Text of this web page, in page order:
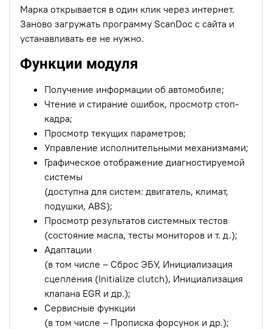
Марка открывается в один клик через интернет.
Заново загружать программу ScanDoc с сайта и
устанавливать ее не нужно.
Функции модуля
Получение информации об автомобиле;
Чтение и стирание ошибок, просмотр стоп-
кадра;
Просмотр текущих параметров;
Управление исполнительными механизмами;
Графическое отображение диагностируемой
системы
(доступна для систем: двигатель, климат,
подушки, ABS);
Просмотр результатов системных тестов
(состояние масла, тесты мониторов и т. д.);
Адаптации
(в том числе – Сброс ЭБУ, Инициализация
сцепления (Initialize clutch), Инициализация
клапана EGR и др.);
Сервисные функции
(в том числе – Прописка форсунок и др.);